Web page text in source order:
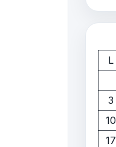
L
3
10
17